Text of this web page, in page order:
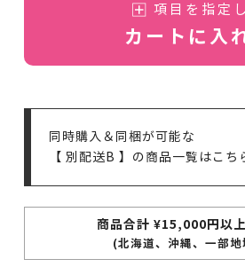
項目を指定
カートに入
同時購入＆同梱が可能な
【 別配送B 】の商品一覧はこち
商品合計 ¥15,000円以
(北海道、沖縄、一部地